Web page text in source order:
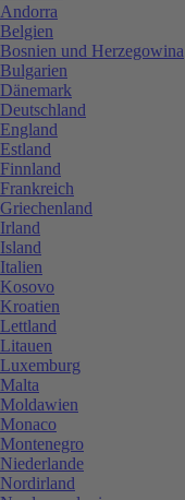
Andorra
Belgien
Bosnien und Herzegowina
Bulgarien
Dänemark
Deutschland
England
Estland
Finnland
Frankreich
Griechenland
Irland
Island
Italien
Kosovo
Kroatien
Lettland
Litauen
Luxemburg
Malta
Moldawien
Monaco
Montenegro
Niederlande
Nordirland